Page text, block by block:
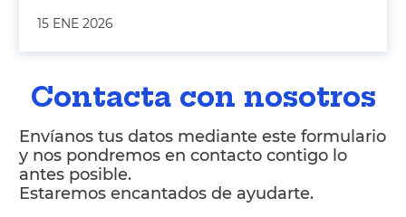
15 ENE 2026
Contacta con nosotros
Envíanos tus datos mediante este formulario
y nos pondremos en contacto contigo lo
antes posible.
Estaremos encantados de ayudarte.